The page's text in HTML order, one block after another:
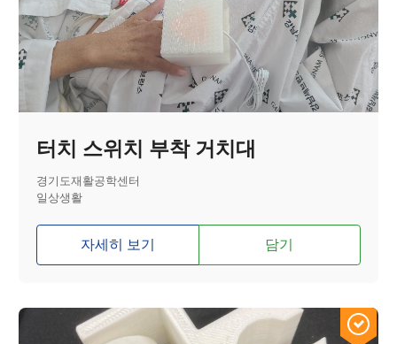
터치 스위치 부착 거치대
경기도재활공학센터
일상생활
자세히 보기 담기